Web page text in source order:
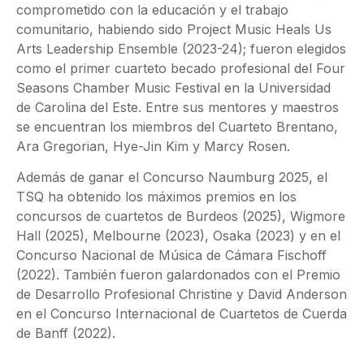
comprometido con la educación y el trabajo
comunitario, habiendo sido Project Music Heals Us
Arts Leadership Ensemble (2023-24); fueron elegidos
como el primer cuarteto becado profesional del Four
Seasons Chamber Music Festival en la Universidad
de Carolina del Este. Entre sus mentores y maestros
se encuentran los miembros del Cuarteto Brentano,
Ara Gregorian, Hye-Jin Kim y Marcy Rosen.
Además de ganar el Concurso Naumburg 2025, el
TSQ ha obtenido los máximos premios en los
concursos de cuartetos de Burdeos (2025), Wigmore
Hall (2025), Melbourne (2023), Osaka (2023) y en el
Concurso Nacional de Música de Cámara Fischoff
(2022). También fueron galardonados con el Premio
de Desarrollo Profesional Christine y David Anderson
en el Concurso Internacional de Cuartetos de Cuerda
de Banff (2022).